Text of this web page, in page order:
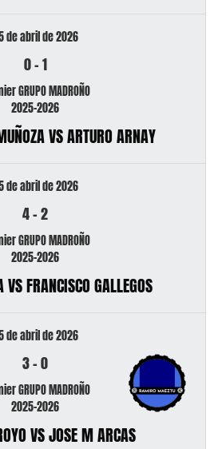
de abril de 2026
0-1
GRUPO MADROÑO
2025-2026
VS ARTURO ARNAY
de abril de 2026
4-2
GRUPO MADROÑO
2025-2026
FRANCISCO GALLEGOS
de abril de 2026
3-0
GRUPO MADROÑO
2025-2026
VS JOSE M ARCAS